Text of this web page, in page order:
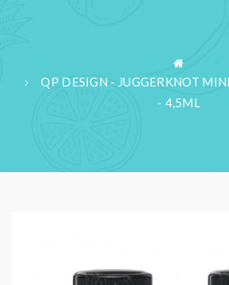
QP DESIGN - JUGGERKNOT
- 4,5ML